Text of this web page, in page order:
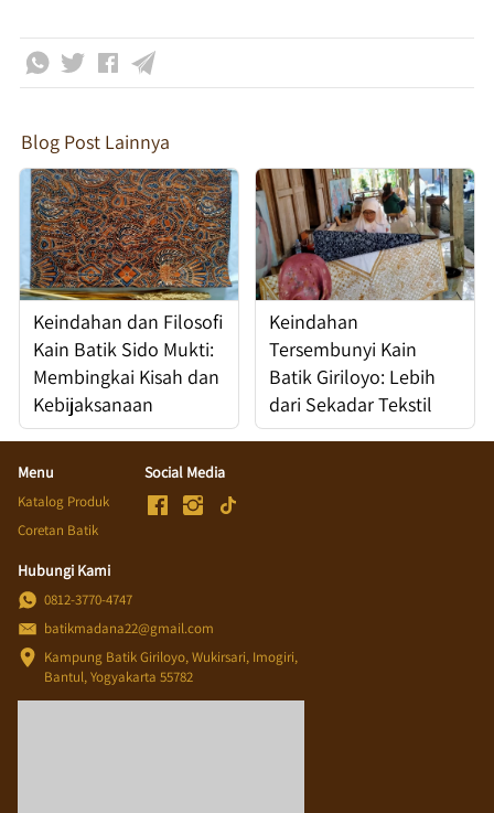
Blog Post Lainnya
Keindahan dan Filosofi
Kain Batik Sido Mukti:
Membingkai Kisah dan
Kebijaksanaan
Keindahan
Tersembunyi Kain
Batik Giriloyo: Lebih
dari Sekadar Tekstil
Menu
Katalog Produk
Coretan Batik
Social Media
Hubungi Kami
0812-3770-4747
batikmadana22@gmail.com
Kampung Batik Giriloyo, Wukirsari, Imogiri,
Bantul, Yogyakarta 55782